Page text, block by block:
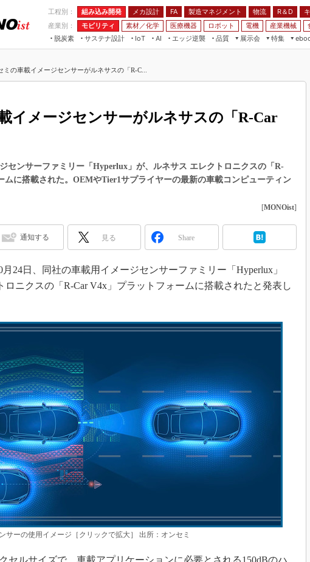
工程別： 組み込み開発 メカ設計 FA 製造マネジメント 物流 R＆D
産業別：
モビリティ 素材／化学 医療機器 ロボット 電機 産業機械
脱炭素
サステナ設計
IoT
つながる工場
AI
AI×設備保全
エッジ逆襲 品質
展示会
JIMTOF
IIFES
TECHNO-FRONTIER
EdgeTech+
日本ものづくりワールド
AUTOMOTIVE WORLD
産業オープンネット展
特集
フィールドサービス
組み込み画像技術
組み込みモデリング
ISO26262
3Dプリンタ
インダストリー4.0
メイドインジャパン
植物工場
知財マネジメント
海外生産
グローバル設計・開発
モビリティ
ミの車載イメージセンサーがルネサスの「R-C...
イメージセンサーがルネサスの「R-Car
センサーファミリー「Hyperlux」が、ルネサス エレクトロニクスの「R-
ムに搭載された。OEMやTier1サプライヤーの最新の車載コンピューティン
[MONOist]
通知する 見る Share
24日、同社の車載用イメージセンサーファミリー「Hyperlux」
ロニクスの「R-Car V4x」プラットフォームに搭載されたと発表し
サーの使用イメージ［クリックで拡大］ 出所：オンセミ
セルサイズで、車載アプリケーションに必要とされる150dBのハ